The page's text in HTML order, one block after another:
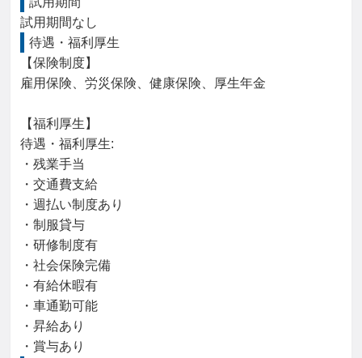
試用期間なし
待遇・福利厚生
【保険制度】
雇用保険、労災保険、健康保険、厚生年金
【福利厚生】
待遇・福利厚生:
・残業手当
・交通費支給
・週払い制度あり
・制服貸与
・研修制度有
・社会保険完備
・有給休暇有
・車通勤可能
・昇給あり
・賞与あり